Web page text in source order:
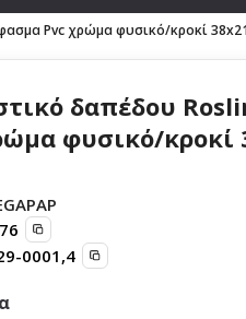
Pvc χρώμα φυσικό/κροκί
δαπέδου
φυσικό/κροκί
0001,4